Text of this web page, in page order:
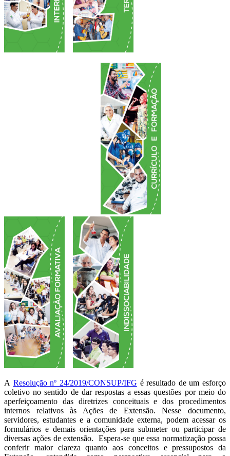
A Resolução nº 24/2019/CONSUP/IFG é resultado de um esforço
coletivo no sentido de dar respostas a essas questões por meio do
aperfeiçoamento das diretrizes conceituais e dos procedimentos
internos relativos às Ações de Extensão. Nesse documento,
servidores, estudantes e a comunidade externa, podem acessar os
formulários e demais orientações para submeter ou participar de
diversas ações de extensão. Espera-se que essa normatização possa
conferir maior clareza quanto aos conceitos e pressupostos da